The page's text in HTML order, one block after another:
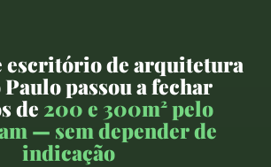
escritório de arquitetura
Paulo passou a fechar
de 200 e 300m² pelo
— sem depender de
indicação